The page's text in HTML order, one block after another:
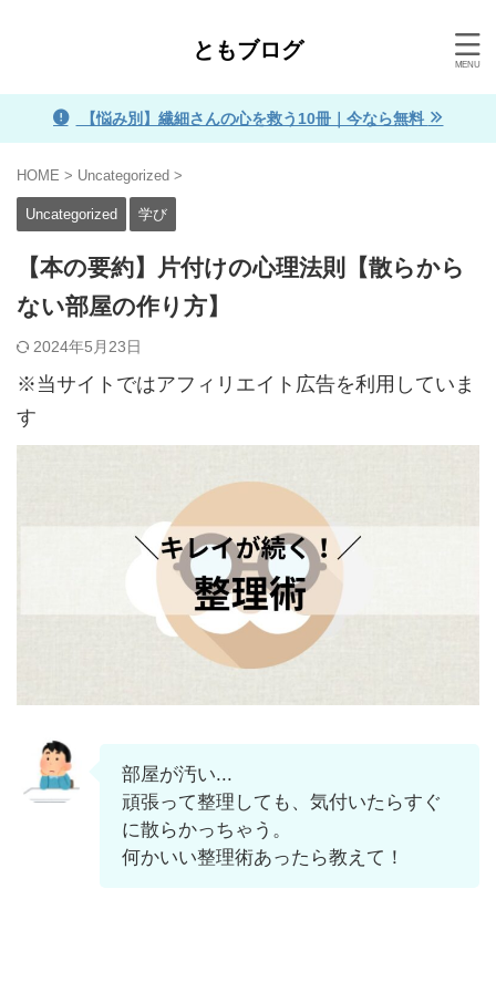
ともブログ
【悩み別】繊細さんの心を救う10冊｜今なら無料
HOME > Uncategorized >
Uncategorized 学び
【本の要約】片付けの心理法則【散らから
ない部屋の作り方】
2024年5月23日
※当サイトではアフィリエイト広告を利用していま
す
部屋が汚い...
頑張って整理しても、気付いたらすぐ
に散らかっちゃう。
何かいい整理術あったら教えて！